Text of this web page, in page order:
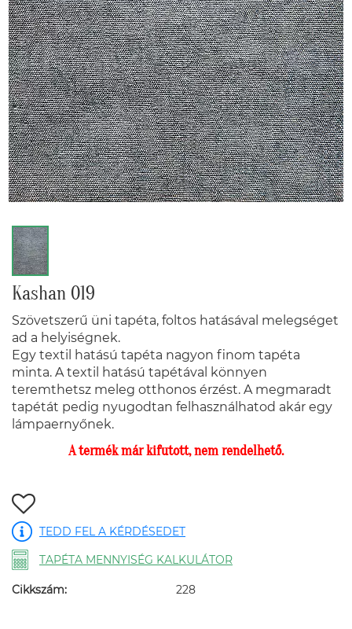
Kashan 019
Szövetszerű üni tapéta, foltos hatásával melegséget
ad a helyiségnek.
Egy textil hatású tapéta nagyon finom tapéta
minta. A textil hatású tapétával könnyen
teremthetsz meleg otthonos érzést. A megmaradt
tapétát pedig nyugodtan felhasználhatod akár egy
lámpaernyőnek.
A termék már kifutott, nem rendelhető.
TEDD FEL A KÉRDÉSEDET
TAPÉTA MENNYISÉG KALKULÁTOR
Cikkszám: 228